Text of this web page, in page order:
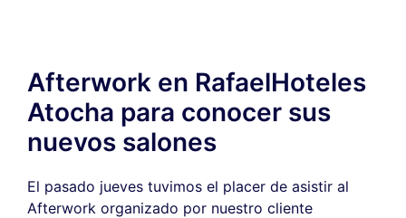
Afterwork en RafaelHoteles
Atocha para conocer sus
nuevos salones
El pasado jueves tuvimos el placer de asistir al
Afterwork organizado por nuestro cliente